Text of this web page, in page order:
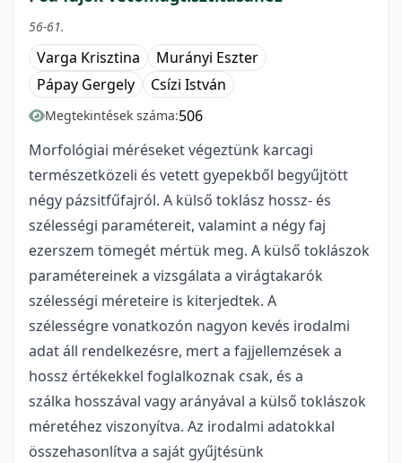
56-61.
Varga Krisztina
Murányi Eszter
Pápay Gergely
Csízi István
Megtekintések száma:506
Morfológiai méréseket végeztünk karcagi
természetközeli és vetett gyepekből begyűjtött
négy pázsitfűfajról. A külső toklász hossz- és
szélességi paramétereit, valamint a négy faj
ezerszem tömegét mértük meg. A külső toklászok
paramétereinek a vizsgálata a virágtakarók
szélességi méreteire is kiterjedtek. A
szélességre vonatkozón nagyon kevés irodalmi
adat áll rendelkezésre, mert a fajjellemzések a
hossz értékekkel foglalkoznak csak, és a
szálka hosszával vagy arányával a külső toklászok
méretéhez viszonyítva. Az irodalmi adatokkal
összehasonlítva a saját gyűjtésünk